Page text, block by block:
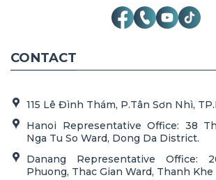
CONTACT
115 Lê Đình Thám, P.Tân Sơn Nhì,
Hanoi Representative Office: 38
Nga Tu So Ward, Dong Da District.
Danang Representative Office:
Phuong, Thac Gian Ward, Thanh